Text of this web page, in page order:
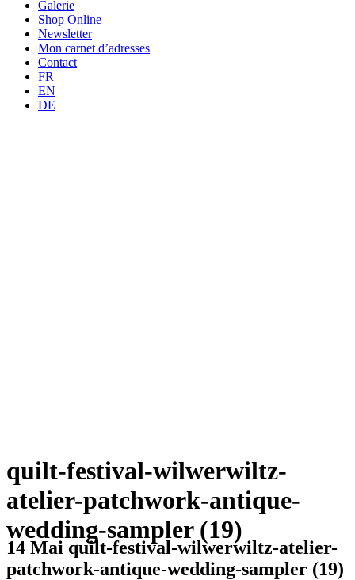
Galerie
Shop Online
Newsletter
Mon carnet d’adresses
Contact
FR
EN
DE
quilt-festival-wilwerwiltz-
atelier-patchwork-antique-
wedding-sampler (19)
14 Mai quilt-festival-wilwerwiltz-atelier-
patchwork-antique-wedding-sampler (19)